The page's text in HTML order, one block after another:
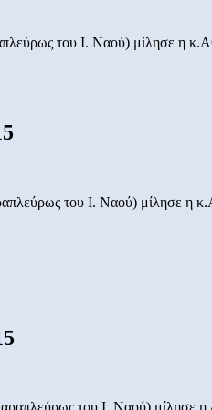
του Ι. Ναού) μίλησε η
του Ι. Ναού) μίλησε η